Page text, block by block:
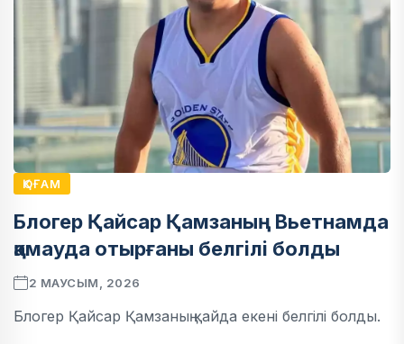
ҚОҒАМ
Блогер Қайсар Қамзаның Вьетнамда
қамауда отырғаны белгілі болды
2 МАУСЫМ, 2026
Блогер Қайсар Қамзаның қайда екені белгілі болды.